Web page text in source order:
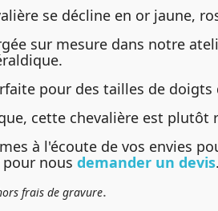
se décline en or jaune,
sur mesure dans notre
pour des tailles de
cette chevalière est plutôt
à l'écoute de vos envies
pour nous demander un devis.
frais de gravure.